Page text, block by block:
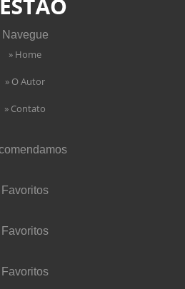
Navegue
» Home
» O Autor
» Contato
Favoritos
Favoritos
Favoritos